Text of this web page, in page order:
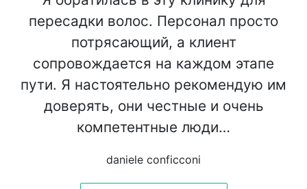
пересадки волос. Персонал просто
потрясающий, а клиент
сопровождается на каждом этапе
пути. Я настоятельно рекомендую им
доверять, они честные и очень
компетентные люди…
daniele conficconi